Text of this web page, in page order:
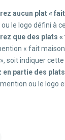
aucun plat «
le logo défini à
que des plats
« fait
soit indiquer
en partie des
ou le logo